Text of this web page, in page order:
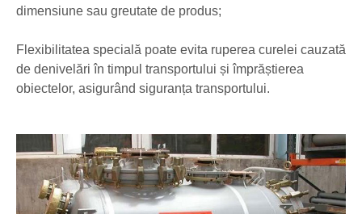
dimensiune sau greutate de produs;
Flexibilitatea specială poate evita ruperea curelei cauzată
de denivelări în timpul transportului și împrăștierea
obiectelor, asigurând siguranța transportului.